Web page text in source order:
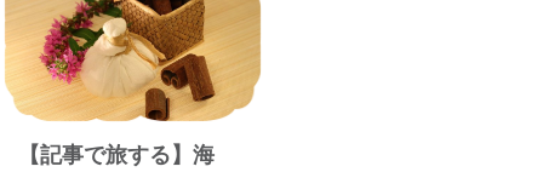
【記事で旅する】海